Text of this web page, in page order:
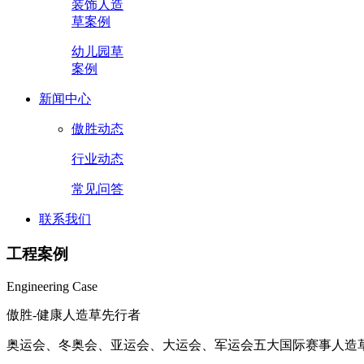
装饰人造
草案例
幼儿园草
案例
新闻中心
傲胜动态
行业动态
常见问答
联系我们
工程案例
Engineering Case
傲胜-健康人造草先行者
奥运会、冬奥会、亚运会、大运会、军运会五大国际赛事人造